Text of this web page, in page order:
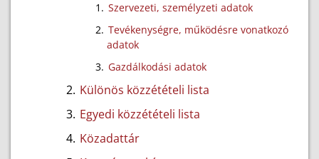
Szervezeti, személyzeti adatok
Tevékenységre, működésre vonatkozó
adatok
Gazdálkodási adatok
Különös közzétételi lista
Egyedi közzétételi lista
Közadattár